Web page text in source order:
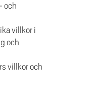
och
villkor i
och
villkor och